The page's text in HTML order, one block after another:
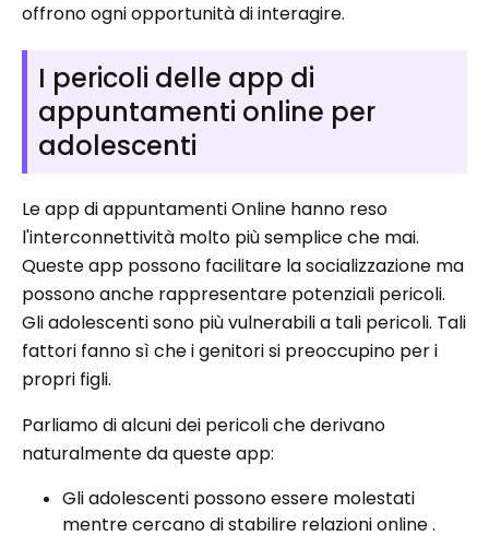
offrono ogni opportunità di interagire.
I pericoli delle app di
appuntamenti online per
adolescenti
Le app di appuntamenti Online hanno reso
l'interconnettività molto più semplice che mai.
Queste app possono facilitare la socializzazione ma
possono anche rappresentare potenziali pericoli.
Gli adolescenti sono più vulnerabili a tali pericoli. Tali
fattori fanno sì che i genitori si preoccupino per i
propri figli.
Parliamo di alcuni dei pericoli che derivano
naturalmente da queste app:
Gli adolescenti possono essere molestati
mentre cercano di stabilire relazioni online .